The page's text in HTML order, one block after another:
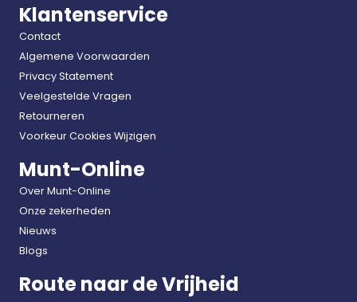
Klantenservice
Contact
Algemene Voorwaarden
Privacy Statement
Veelgestelde Vragen
Retourneren
Voorkeur Cookies Wijzigen
Munt-Online
Over Munt-Online
Onze zekerheden
Nieuws
Blogs
Route naar de Vrijheid